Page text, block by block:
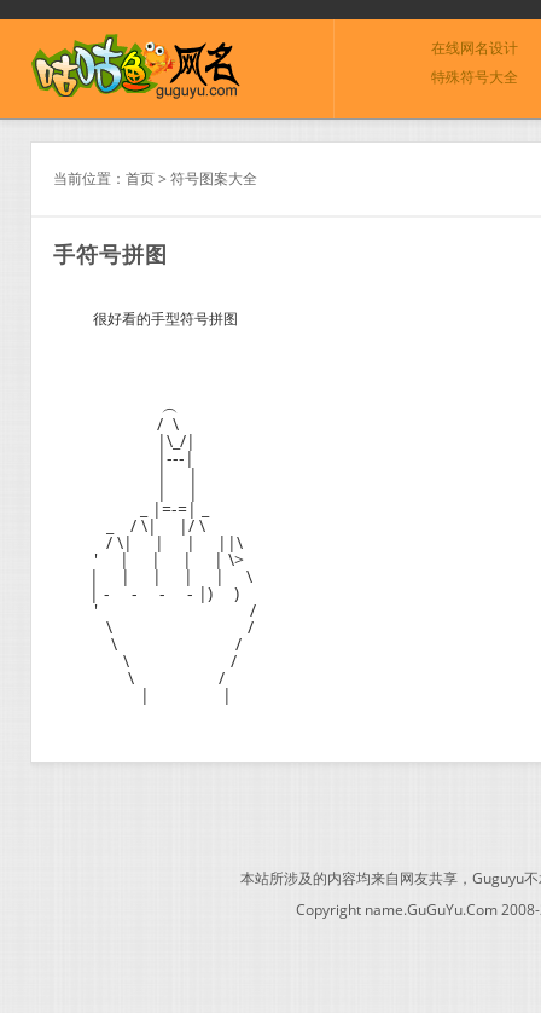
在线网名设计
特殊符号大全
当前位置： 首页> 符号图案大全
手符号拼图
很好看的手型符号拼图
︵
/ \
|\_/|
|---|
| |
_ |=-=| _
_ / \| |/ \
/ \| | | ||\
' | | | | \>
| | | | | \
| - - - - |) )
' /
\ /
\ /
\ /
\ /
| |
本站所涉及的内容均来自网友共享，Guguyu
Copyright name.GuGuYu.Com